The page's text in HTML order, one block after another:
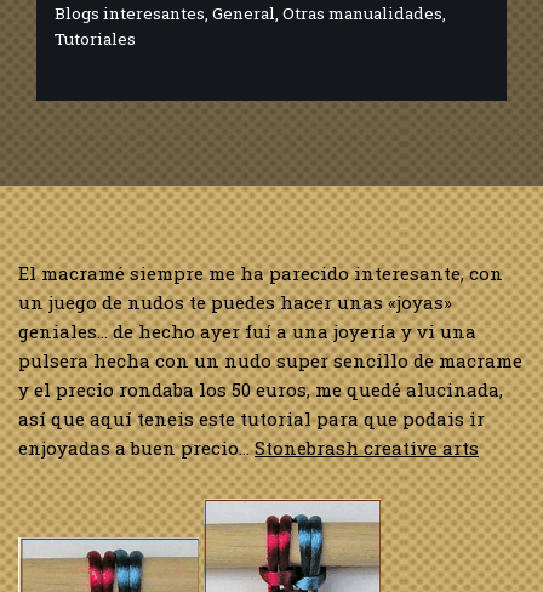
Blogs interesantes General Otras manualidades
Tutoriales
El macramé siempre me ha parecido interesante, con
un juego de nudos te puedes hacer unas «joyas»
geniales… de hecho ayer fuí a una joyería y vi una
pulsera hecha con un nudo super sencillo de macrame
y el precio rondaba los 50 euros, me quedé alucinada,
así que aquí teneis este tutorial para que podais ir
enjoyadas a buen precio…Stonebrash creative arts